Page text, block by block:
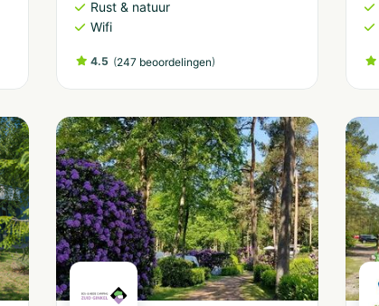
Rust & natuur
Wifi
4.5 (247 beoordelingen)